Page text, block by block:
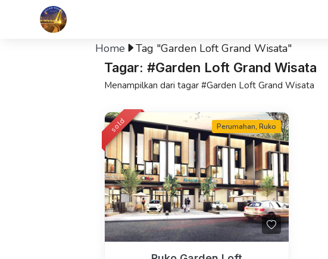
Home Tag "Garden Loft Grand Wisata"
Tagar: #Garden Loft Grand Wisata
Menampilkan dari tagar #Garden Loft Grand Wisata
sold Perumahan,Ruko